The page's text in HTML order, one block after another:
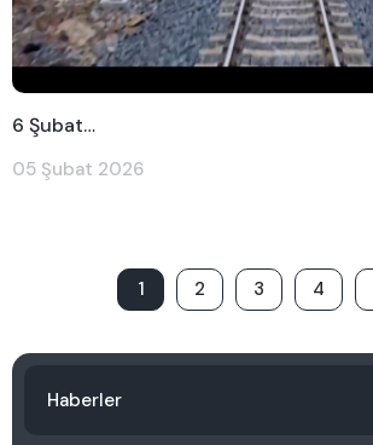
Haberler
6 Şubat…
05 Şubat 2026
1 2 3 4